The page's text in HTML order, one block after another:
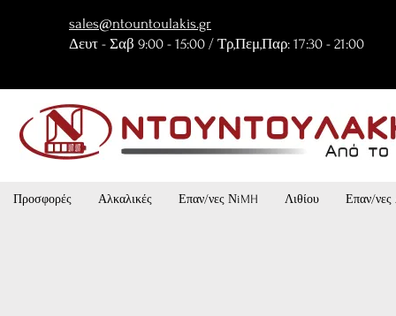
sales@ntountoulakis.gr
Δευτ - Σαβ 9:00 - 15:00 / Τρ,Πεμ,Παρ: 17:30 - 21:00
Προσφορές Αλκαλικές Επαν/νες ΝiMH Λιθίου Επαν/νες